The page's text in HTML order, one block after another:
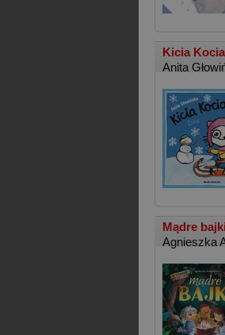
Kicia
Anita
Mądre
Agnieszka